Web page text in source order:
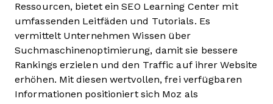
Ressourcen, bietet ein SEO Learning Center mit
umfassenden Leitfäden und Tutorials. Es
vermittelt Unternehmen Wissen über
Suchmaschinenoptimierung, damit sie bessere
Rankings erzielen und den Traffic auf ihrer Website
erhöhen. Mit diesen wertvollen, frei verfügbaren
Informationen positioniert sich Moz als